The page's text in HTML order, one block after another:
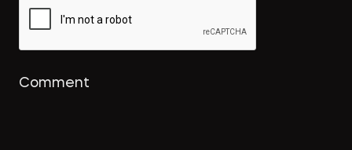
использование товарного знака и
охрана для реально оказанных
услуг
ПРАВО.РУ